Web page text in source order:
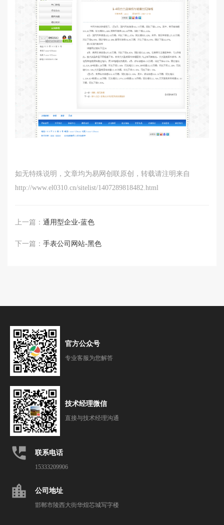
如无特殊说明，文章均为易网创联原创，转载请注明来自
http://www.el0310.cn/sitelist/1407289818482.html
上一篇： 通用型企业-蓝色
下一篇： 手表公司网站-黑色
官方公众号
专业客服为您解答
技术经理微信
直接与技术经理沟通
perm_phone_msg 联系电话
15333209906
location_city 公司地址
邯郸市陵西大街华煌芯城写字楼